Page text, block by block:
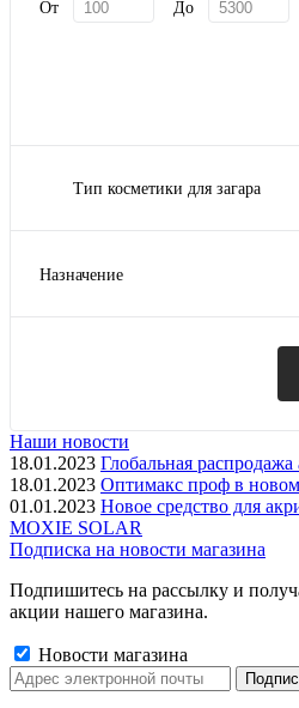
От До
Тип косметики для загара
ДГА
С антицеллюлитным эффектом
Назначение
Для губ и татуировок
Показать ещё 9
Наши новости
18.01.2023 Глобальная распродажа
18.01.2023 Оптимакс проф в
01.01.2023 Новое средство для
MOXIE SOLAR
Подписка на новости магазина
Подпишитесь на рассылку и
акции нашего магазина.
Новости магазина